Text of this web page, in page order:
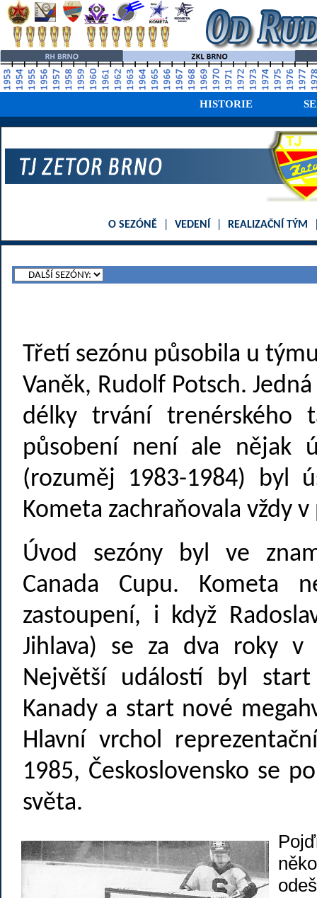
HISTORIE
O SEZÓNĚ VEDENÍ REALIZAČNÍ TÝM
Třetí sezónu působila u
Vaněk, Rudolf Potsch.
délky trvání trenérského
působení není ale nějak
(rozuměj 1983-1984) byl
Kometa zachraňovala vždy
Úvod sezóny byl ve
Canada Cupu. Kometa
zastoupení, i když
Jihlava) se za dva roky
Největší událostí byl
Kanady a start nové
Hlavní vrchol
1985, Československo se
světa.